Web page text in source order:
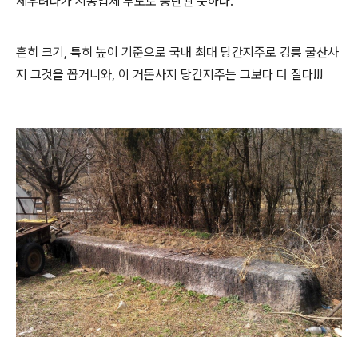
흔히 크기, 특히 높이 기준으로 국내 최대 당간지주로 강릉 굴산사
지 그것을 꼽거니와, 이 거돈사지 당간지주는 그보다 더 질다!!!